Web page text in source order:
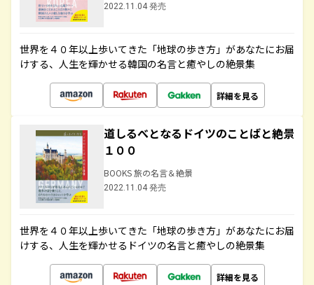
2022.11.04 発売
世界を４０年以上歩いてきた「地球の歩き方」があなたにお届
けする、人生を輝かせる韓国の名言と癒やしの絶景集
詳細を見る
道しるべとなるドイツのことばと絶景
１００
BOOKS 旅の名言＆絶景
2022.11.04 発売
世界を４０年以上歩いてきた「地球の歩き方」があなたにお届
けする、人生を輝かせるドイツの名言と癒やしの絶景集
詳細を見る